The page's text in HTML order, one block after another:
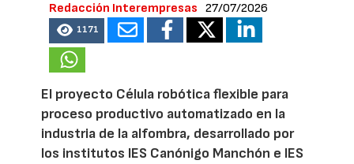
Redacción Interempresas 27/07/2026
1171
El proyecto Célula robótica flexible para
proceso productivo automatizado en la
industria de la alfombra, desarrollado por
los institutos IES Canónigo Manchón e IES